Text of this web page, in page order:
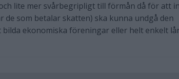
lite mer svårbegripligt till förmån då för att
som betalar skatten) ska kunna undgå den
ekonomiska föreningar eller helt enkelt